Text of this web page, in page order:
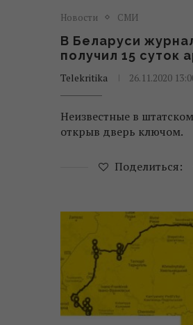
Новости СМИ
В Беларуси
получил 15 суток
Telekritika 26.11.2020
Неизвестные в
открыв дверь ключом.
Поделиться: